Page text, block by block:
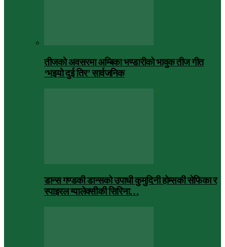
तीजको अवसरमा अम्बिका भण्डारीको भावुक तीज गीत
‘भइयो दुई तिर’ सार्वजनिक
डान्स गण्डकी डान्सको उपाधी कुमुदिनी होम्सकी सेफिका र
स्पाइरल ग्यालेक्सीकी सिरिना…